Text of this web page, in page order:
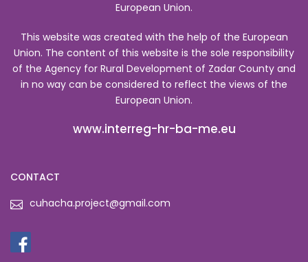
European Union.
This website was created with the help of the European
Union. The content of this website is the sole responsibility
of the Agency for Rural Development of Zadar County and
in no way can be considered to reflect the views of the
European Union.
www.interreg-hr-ba-me.eu
CONTACT
cuhacha.project@gmail.com